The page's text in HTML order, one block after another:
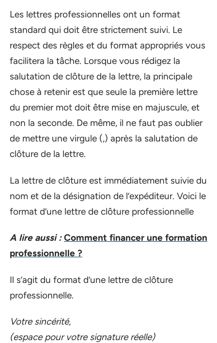
Les lettres professionnelles ont un format
standard qui doit être strictement suivi. Le
respect des règles et du format appropriés vous
facilitera la tâche. Lorsque vous rédigez la
salutation de clôture de la lettre, la principale
chose à retenir est que seule la première lettre
du premier mot doit être mise en majuscule, et
non la seconde. De même, il ne faut pas oublier
de mettre une virgule (,) après la salutation de
clôture de la lettre.
La lettre de clôture est immédiatement suivie du
nom et de la désignation de l’expéditeur. Voici le
format d’une lettre de clôture professionnelle
A lire aussi : Comment financer une formation
professionnelle ?
Il s’agit du format d’une lettre de clôture
professionnelle.
Votre sincérité,
(espace pour votre signature réelle)